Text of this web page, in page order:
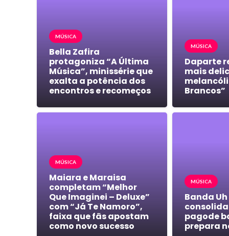
MÚSICA
Bella Zafira
protagoniza “A Última
Música”, minissérie que
exalta a potência dos
encontros e recomeços
MÚSICA
Daparte
mais
Brancos”
MÚSICA
Maiara e Maraisa
completam “Melhor
Que Imaginei – Deluxe”
com “Já Te Namoro”,
faixa que fãs apostam
como novo sucesso
MÚSICA
Banda
pagode
prepara